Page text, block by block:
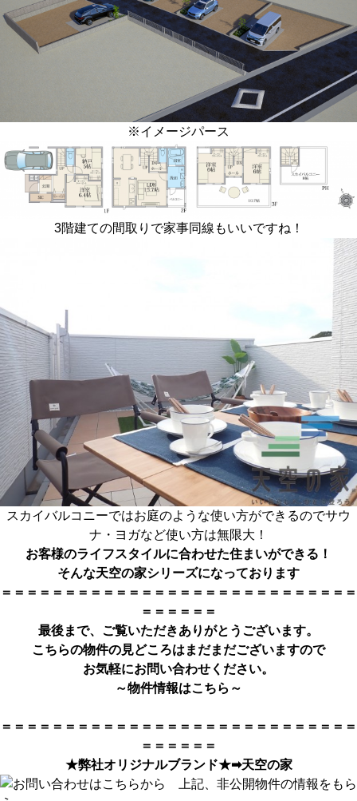
※イメージパース
3階建ての間取りで家事同線もいいですね！
スカイバルコニーではお庭のような使い方ができるのでサウ
ナ・ヨガなど使い方は無限大！
お客様のライフスタイルに合わせた住まいができる！
そんな天空の家シリーズになっております
＝＝＝＝＝＝＝＝＝＝＝＝＝＝＝＝＝＝＝＝＝＝＝＝＝＝＝＝
＝＝＝＝＝＝
最後まで、ご覧いただきありがとうございます。
こちらの物件の見どころはまだまだございますので
お気軽にお問い合わせください。
～物件情報はこちら～
＝＝＝＝＝＝＝＝＝＝＝＝＝＝＝＝＝＝＝＝＝＝＝＝＝＝＝＝
＝＝＝＝＝＝
★弊社オリジナルブランド★➡天空の家